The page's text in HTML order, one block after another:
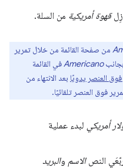
قهوة أمريكية من السلة.
من صفحة القائمة من خلال تمرير
بجانبAmericanoفي القائمة
العنصر يدويًا بعد الانتهاء من
فوق العنصر تلقائيًا.
لبدء عملية
النصالاسم والبريد